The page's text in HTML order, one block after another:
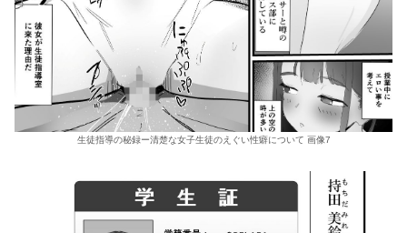
生徒指導の秘録ー清楚な女子生徒のえぐい性癖について 画像7